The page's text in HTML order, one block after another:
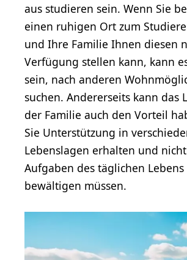
aus studieren sein. Wenn Sie
einen ruhigen Ort zum
und Ihre Familie Ihnen diesen
Verfügung stellen kann, kann
sein, nach anderen
suchen. Andererseits kann das
der Familie auch den Vorteil
Sie Unterstützung in
Lebenslagen erhalten und
Aufgaben des täglichen
bewältigen müssen.